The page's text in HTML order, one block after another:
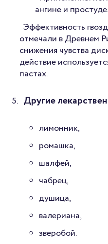
ангине и простуде.
Эффективность
отмечали в Древнем
снижения чувства
действие
пастах.
Другие
лимонник,
ромашка,
шалфей,
чабрец,
душица,
валериана,
зверобой.